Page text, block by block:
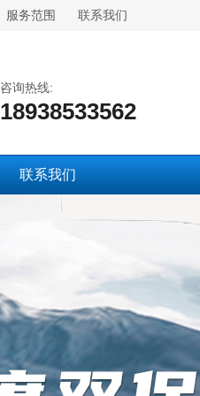
服务范围 联系我们
咨询热线:
18938533562
联系我们